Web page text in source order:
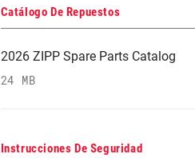
Catálogo De Repuestos
2026 ZIPP Spare Parts Catalog
24 MB
Instrucciones De Seguridad